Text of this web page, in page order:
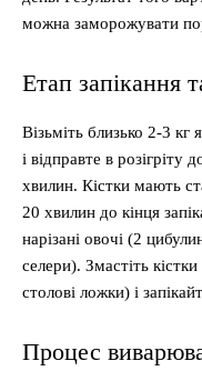
можна заморожувати
Етап запікання
Візьміть близько 2-3 кг
і відправте в розігріту
хвилин. Кістки мають
20 хвилин до кінця
нарізані овочі (2
селери). Змастіть
столові ложки) і
Процес